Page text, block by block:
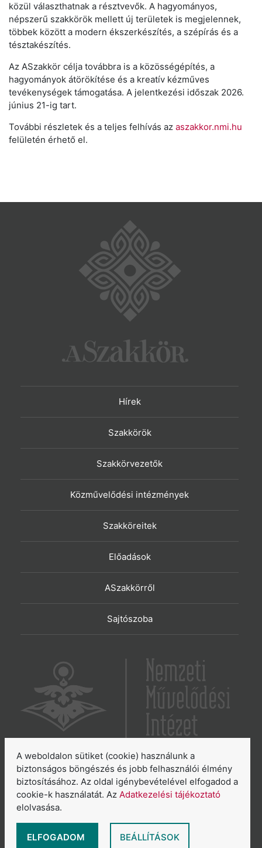
közül választhatnak a résztvevők. A hagyományos,
népszerű szakkörök mellett új területek is megjelennek,
többek között a modern ékszerkészítés, a szépírás és a
tésztakészítés.
Az ASzakkör célja továbbra is a közösségépítés, a
hagyományok átörökítése és a kreatív kézműves
tevékenységek támogatása. A jelentkezési időszak 2026.
június 21-ig tart.
További részletek és a teljes felhívás az aszakkor.nmi.hu
felületén érhető el.
Hírek
Szakkörök
Szakkörvezetők
Közművelődési intézmények
Szakköreitek
Előadások
ASzakkörről
Sajtószoba
6065 Lakitelek, Szentkirályi út 2.
E-mail:aszakkor@nmi.hu
E-mail: titkarsag@nmi.hu
Adatkezelési tájékoztató
Általános Szerződési Feltételek
A weboldalon sütiket (cookie) használunk a
biztonságos böngészés és jobb felhasználói élmény
biztosításához. Az oldal igénybevételével elfogadod a
cookie-k használatát. Az Adatkezelési tájékoztató
elolvasása.
ELFOGADOM BEÁLLÍTÁSOK